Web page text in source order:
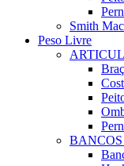
Smith
Peso Livre